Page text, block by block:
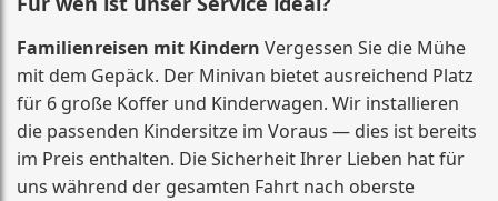
Familienreisen mit Kindern Vergessen Sie die Mühe
mit dem Gepäck. Der Minivan bietet ausreichend Platz
für 6 große Koffer und Kinderwagen. Wir installieren
die passenden Kindersitze im Voraus — dies ist bereits
im Preis enthalten. Die Sicherheit Ihrer Lieben hat für
uns während der gesamten Fahrt nach oberste